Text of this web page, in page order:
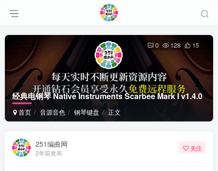
经典电钢琴 Native Instruments Scarbee Mark I v1.4.0
首页 音源音色 钢琴键盘 正文
0 128 15
251编曲网
2年前发布
关注